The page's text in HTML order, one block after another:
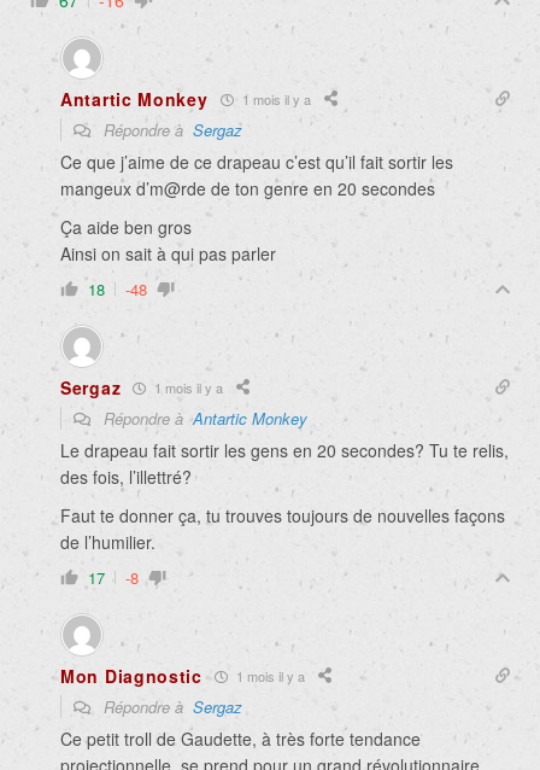
Antartic Monkey 1 mois il y a
Répondre à Sergaz
Ce que j’aime de ce drapeau c’est qu’il fait sortir les
mangeux d’m@rde de ton genre en 20 secondes
Ça aide ben gros
Ainsi on sait à qui pas parler
18 -48
Sergaz 1 mois il y a
Répondre àAntartic Monkey
Le drapeau fait sortir les gens en 20 secondes? Tu te relis,
des fois, l’illettré?
Faut te donner ça, tu trouves toujours de nouvelles façons
de l’humilier.
17 -8
Mon Diagnostic 1 mois il y a
Répondre à Sergaz
Ce petit troll de Gaudette, à très forte tendance